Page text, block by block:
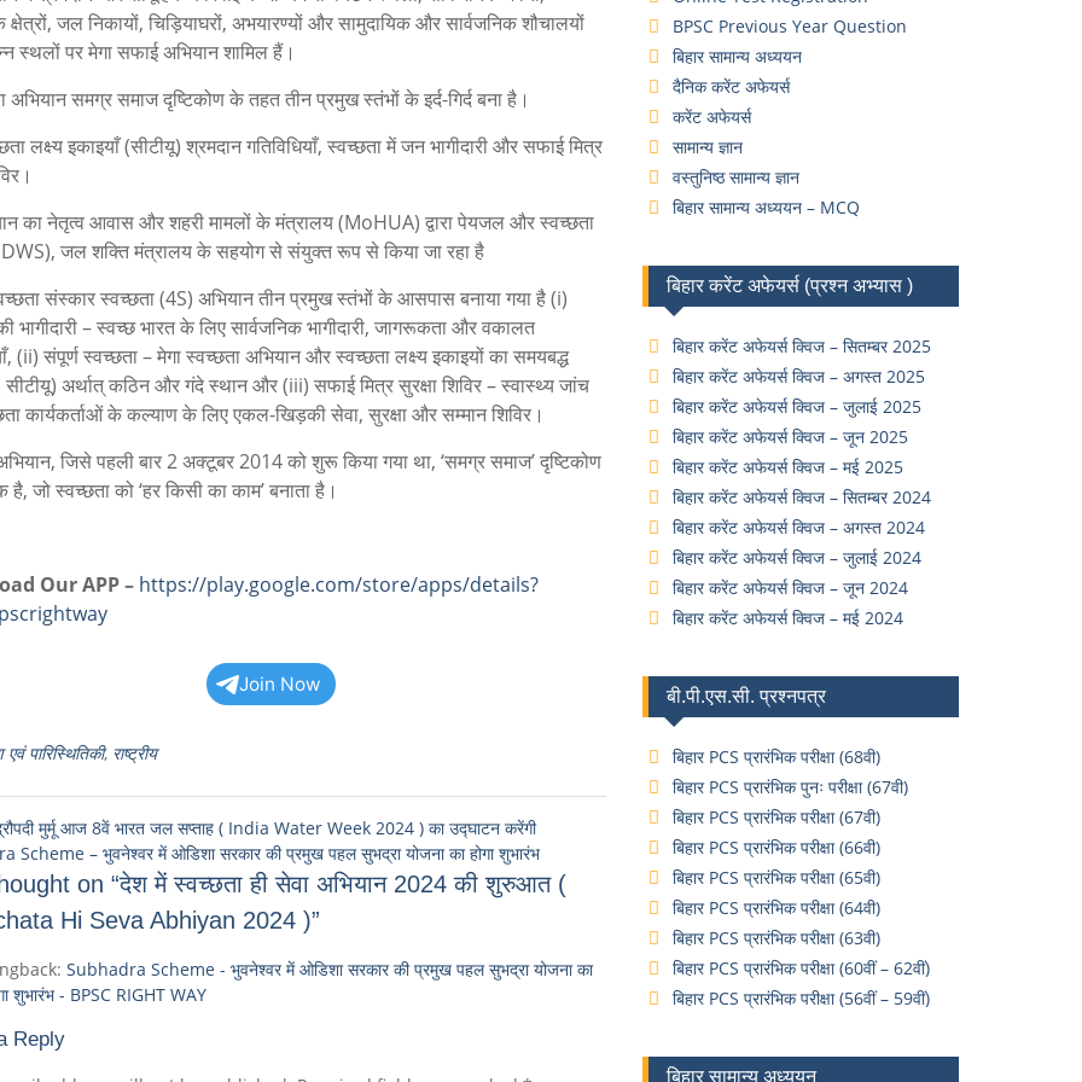
क्षेत्रों, जल निकायों, चिड़ियाघरों, अभयारण्यों और सामुदायिक और सार्वजनिक शौचालयों
स्थलों पर मेगा सफाई अभियान शामिल हैं।
अभियान समग्र समाज दृष्टिकोण के तहत तीन प्रमुख स्तंभों के इर्द-गिर्द बना है।
लक्ष्य इकाइयाँ (सीटीयू) श्रमदान गतिविधियाँ, स्वच्छता में जन भागीदारी और सफाई मित्र
का नेतृत्व आवास और शहरी मामलों के मंत्रालय (MoHUA) द्वारा पेयजल और स्वच्छता
जल शक्ति मंत्रालय के सहयोग से संयुक्त रूप से किया जा रहा है
संस्कार स्वच्छता (4S) अभियान तीन प्रमुख स्तंभों के आसपास बनाया गया है (i)
भागीदारी – स्वच्छ भारत के लिए सार्वजनिक भागीदारी, जागरूकता और वकालत
(ii) संपूर्ण स्वच्छता – मेगा स्वच्छता अभियान और स्वच्छता लक्ष्य इकाइयों का समयबद्ध
सीटीयू) अर्थात् कठिन और गंदे स्थान और (iii) सफाई मित्र सुरक्षा शिविर – स्वास्थ्य जांच
कार्यकर्ताओं के कल्याण के लिए एकल-खिड़की सेवा, सुरक्षा और सम्मान शिविर।
जिसे पहली बार 2 अक्टूबर 2014 को शुरू किया गया था, ‘समग्र समाज’ दृष्टिकोण
है, जो स्वच्छता को ‘हर किसी का काम’ बनाता है।
Our APP – https://play.google.com/store/apps/details?
Join Now
एवं पारिस्थितिकी, राष्ट्रीय
द्रौपदी मुर्मू आज 8वें भारत जल सप्ताह ( India Water Week 2024 ) का उद्घाटन करेंगी
Scheme – भुवनेश्वर में ओडिशा सरकार की प्रमुख पहल सुभद्रा योजना का होगा शुभारंभ
on “देश में स्वच्छता ही सेवा अभियान 2024 की शुरुआत (
Hi Seva Abhiyan 2024 )”
Subhadra Scheme - भुवनेश्वर में ओडिशा सरकार की प्रमुख पहल सुभद्रा योजना का
शुभारंभ - BPSC RIGHT WAY
Reply
BPSC Previous Year Question
बिहार सामान्य अध्ययन
दैनिक करेंट अफेयर्स
करेंट अफेयर्स
सामान्य ज्ञान
वस्तुनिष्ठ सामान्य ज्ञान
बिहार सामान्य अध्ययन – MCQ
बिहार करेंट अफेयर्स (प्रश्न अभ्यास )
बिहार करेंट अफेयर्स क्विज – सितम्बर 2025
बिहार करेंट अफेयर्स क्विज – अगस्त 2025
बिहार करेंट अफेयर्स क्विज – जुलाई 2025
बिहार करेंट अफेयर्स क्विज – जून 2025
बिहार करेंट अफेयर्स क्विज – मई 2025
बिहार करेंट अफेयर्स क्विज – सितम्बर 2024
बिहार करेंट अफेयर्स क्विज – अगस्त 2024
बिहार करेंट अफेयर्स क्विज – जुलाई 2024
बिहार करेंट अफेयर्स क्विज – जून 2024
बिहार करेंट अफेयर्स क्विज – मई 2024
बी.पी.एस.सी. प्रश्नपत्र
बिहार PCS प्रारंभिक परीक्षा (68वी)
बिहार PCS प्रारंभिक पुनः परीक्षा (67वी)
बिहार PCS प्रारंभिक परीक्षा (67वी)
बिहार PCS प्रारंभिक परीक्षा (66वी)
बिहार PCS प्रारंभिक परीक्षा (65वी)
बिहार PCS प्रारंभिक परीक्षा (64वी)
बिहार PCS प्रारंभिक परीक्षा (63वी)
बिहार PCS प्रारंभिक परीक्षा (60वीं – 62वीं)
बिहार PCS प्रारंभिक परीक्षा (56वीं – 59वीं)
बिहार सामान्य अध्ययन